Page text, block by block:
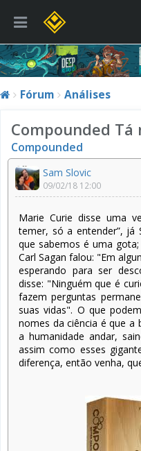
Fórum Análises
Compounded Tá
Compounded
Sam Slovic
09/02/18 12:00
Marie Curie disse uma
temer, só a entender”, já
que sabemos é uma
Carl Sagan falou: "Em
esperando para ser
disse: "Ninguém que é
fazem perguntas
suas vidas". O que
nomes da ciência é que a
a humanidade andar,
assim como esses
diferença, então venha,